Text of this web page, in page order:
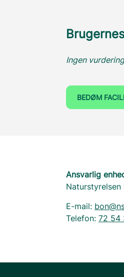
Ingen
BEDØM
Ansvarlig
Naturstyrelsen
E-mail:
Telefon: 72 54